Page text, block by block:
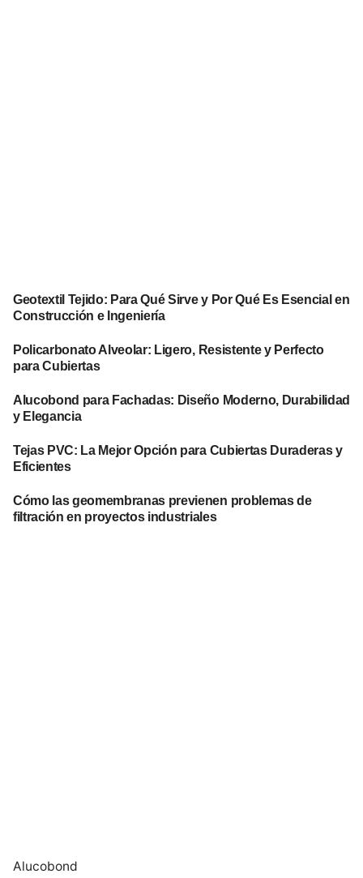
Geotextil Tejido: Para Qué Sirve y Por Qué Es Esencial en
Construcción e Ingeniería
Policarbonato Alveolar: Ligero, Resistente y Perfecto
para Cubiertas
Alucobond para Fachadas: Diseño Moderno, Durabilidad
y Elegancia
Tejas PVC: La Mejor Opción para Cubiertas Duraderas y
Eficientes
Cómo las geomembranas previenen problemas de
filtración en proyectos industriales
Alucobond